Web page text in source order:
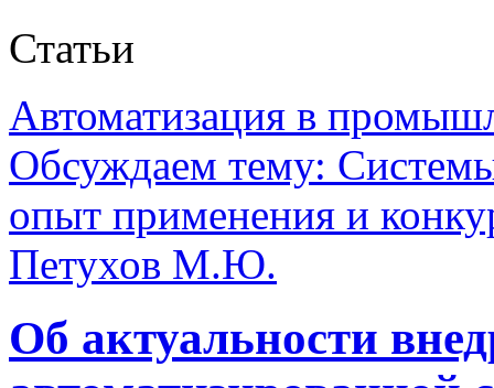
Статьи
Автоматизация в
Обсуждаем тему:
опыт применения и
Петухов М.Ю.
Об актуальности